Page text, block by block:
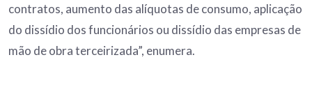
contratos, aumento das alíquotas de consumo, aplicação
do dissídio dos funcionários ou dissídio das empresas de
mão de obra terceirizada”, enumera.